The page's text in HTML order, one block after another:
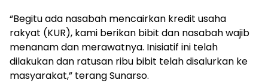
“Begitu ada nasabah mencairkan kredit usaha
rakyat (KUR), kami berikan bibit dan nasabah wajib
menanam dan merawatnya. Inisiatif ini telah
dilakukan dan ratusan ribu bibit telah disalurkan ke
masyarakat,” terang Sunarso.